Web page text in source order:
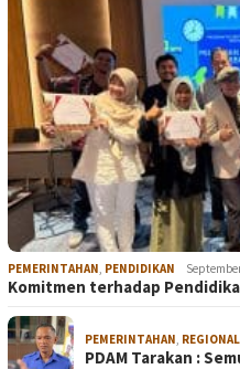
PEMERINTAHAN, PENDIDIKAN
Komitmen terhadap
PEMERINTAHAN, REGIONAL
PDAM Tarakan :